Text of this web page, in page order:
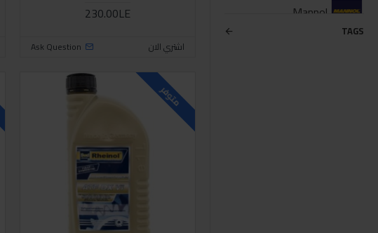
Mannol
TAGS
230.00LE
اشتري الان Ask Question
متوفر